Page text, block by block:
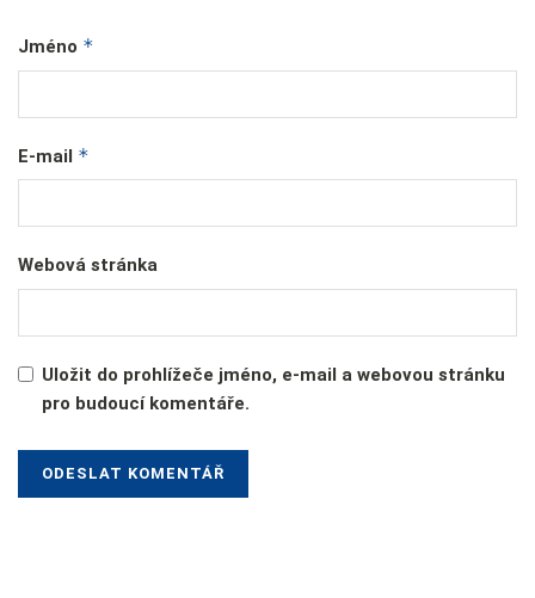
Jméno *
E-mail *
Webová stránka
Uložit do prohlížeče jméno, e-mail a webovou stránku
pro budoucí komentáře.